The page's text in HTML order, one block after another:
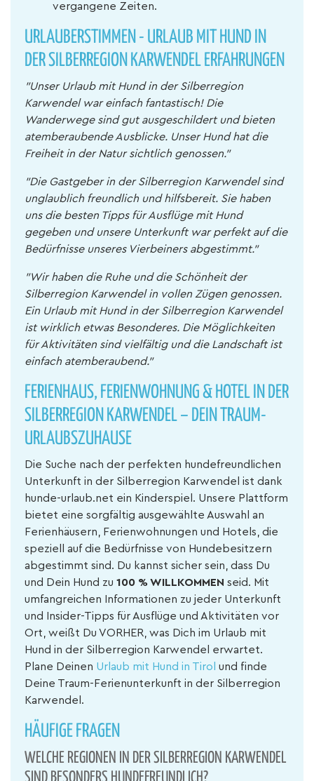
vergangene Zeiten.
URLAUBERSTIMMEN - URLAUB MIT HUND IN
DER SILBERREGION KARWENDEL ERFAHRUNGEN
"Unser Urlaub mit Hund in der Silberregion
Karwendel war einfach fantastisch! Die
Wanderwege sind gut ausgeschildert und bieten
atemberaubende Ausblicke. Unser Hund hat die
Freiheit in der Natur sichtlich genossen."
"Die Gastgeber in der Silberregion Karwendel sind
unglaublich freundlich und hilfsbereit. Sie haben
uns die besten Tipps für Ausflüge mit Hund
gegeben und unsere Unterkunft war perfekt auf die
Bedürfnisse unseres Vierbeiners abgestimmt."
"Wir haben die Ruhe und die Schönheit der
Silberregion Karwendel in vollen Zügen genossen.
Ein Urlaub mit Hund in der Silberregion Karwendel
ist wirklich etwas Besonderes. Die Möglichkeiten
für Aktivitäten sind vielfältig und die Landschaft ist
einfach atemberaubend."
FERIENHAUS, FERIENWOHNUNG & HOTEL IN DER
SILBERREGION KARWENDEL – DEIN TRAUM-
URLAUBSZUHAUSE
Die Suche nach der perfekten hundefreundlichen
Unterkunft in der Silberregion Karwendel ist dank
hunde-urlaub.net ein Kinderspiel. Unsere Plattform
bietet eine sorgfältig ausgewählte Auswahl an
Ferienhäusern, Ferienwohnungen und Hotels, die
speziell auf die Bedürfnisse von Hundebesitzern
abgestimmt sind. Du kannst sicher sein, dass Du
und Dein Hund zu 100 % WILLKOMMEN seid. Mit
umfangreichen Informationen zu jeder Unterkunft
und Insider-Tipps für Ausflüge und Aktivitäten vor
Ort, weißt Du VORHER, was Dich im Urlaub mit
Hund in der Silberregion Karwendel erwartet.
Plane Deinen Urlaub mit Hund in Tirol und finde
Deine Traum-Ferienunterkunft in der Silberregion
Karwendel.
HÄUFIGE FRAGEN
WELCHE REGIONEN IN DER SILBERREGION KARWENDEL